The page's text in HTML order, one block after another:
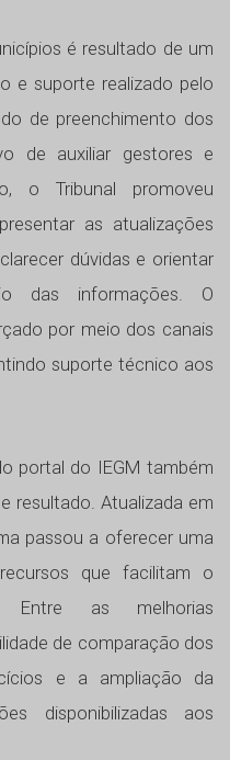
é resultado de um
e suporte realizado pelo
de preenchimento dos
de auxiliar gestores e
o Tribunal promoveu
as atualizações
dúvidas e orientar
das informações. O
por meio dos canais
suporte técnico aos
portal do IEGM também
resultado. Atualizada em
passou a oferecer uma
que facilitam o
Entre as melhorias
de comparação dos
e a ampliação da
disponibilizadas aos